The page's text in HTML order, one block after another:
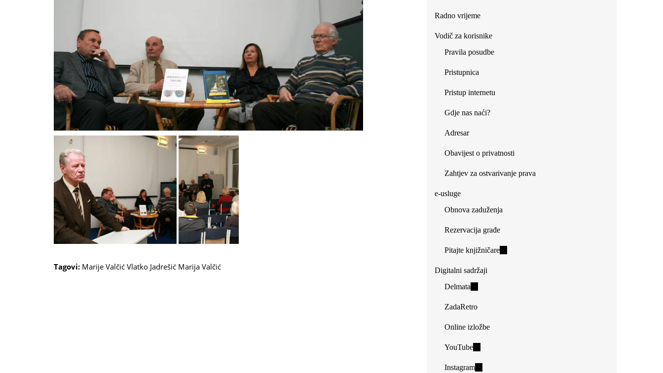
Tagovi: Marije Valčić Vlatko Jadrešić Marija Valčić
external)
Radno vrijeme
Vodič za korisnike
Pravila posudbe
Pristupnica
Pristup internetu
Gdje nas naći?
Adresar
Obavijest o privatnosti
Zahtjev za ostvarivanje prava
e-usluge
Obnova zaduženja
Rezervacija građe
Pitajte knjižničare(link
Digitalni sadržaji
Delmata
external)
ZadaRetro
Online izložbe
YouTube(link
Instagram(link